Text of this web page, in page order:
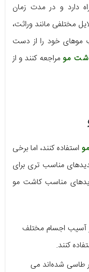
دارد و در مدت زمان
مختلفی مانند وراثت،
موهای خود را از دست
مومراجعه کنند و از
استفاده کنند، اما برخی
مناسب تری برای
مناسب کاشت مو
آسیب اجسام مختلف
کنند.
طاسی شده‌اند می